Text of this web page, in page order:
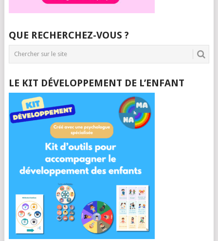
QUE RECHERCHEZ-VOUS ?
LE KIT DÉVELOPPEMENT DE L’ENFANT